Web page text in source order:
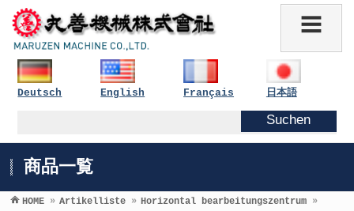
Deutsch English Français 日本語
商品一覧
HOME » Artikelliste » Horizontal bearbeitungszentrum »